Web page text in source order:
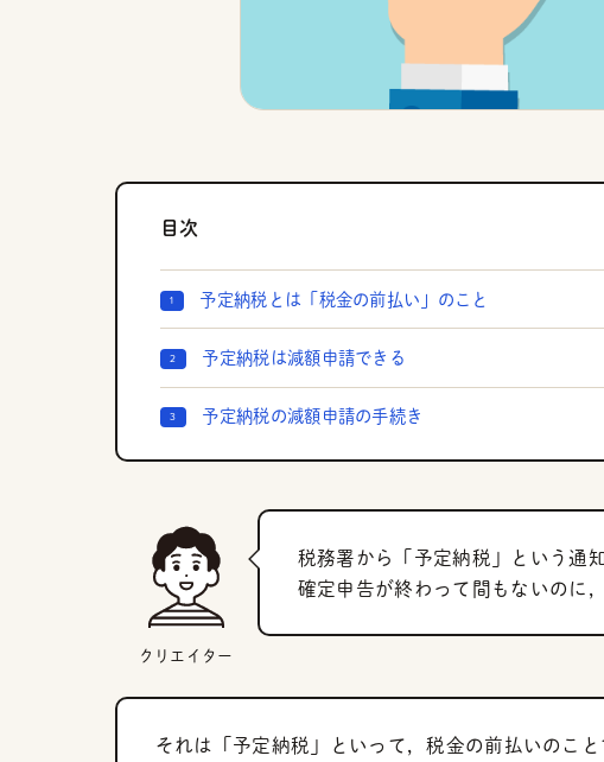
目次
予定納税とは「税金の前払い」のこと
予定納税は減額申請できる
予定納税の減額申請の手続き
税務署から「予定納税」という通
確定申告が終わって間もないのに
クリエイター
それは「予定納税」といって，税金の前払いのこと